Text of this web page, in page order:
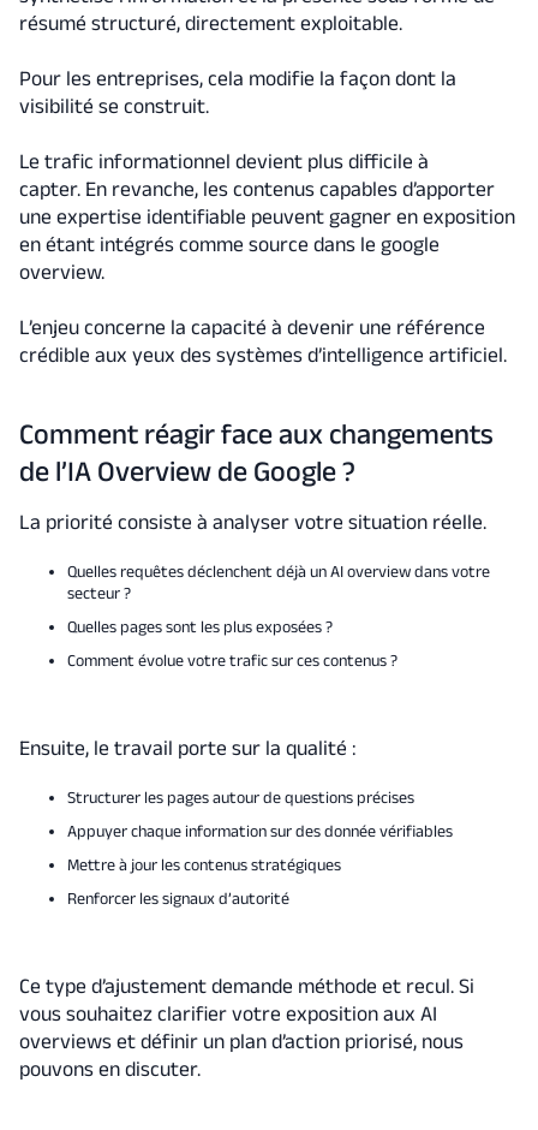
résumé structuré, directement exploitable.
Pour les entreprises, cela modifie la façon dont la
visibilité se construit.
Le trafic informationnel devient plus difficile à
capter. En revanche, les contenus capables d’apporter
une expertise identifiable peuvent gagner en exposition
en étant intégrés comme source dans le google
overview.
L’enjeu concerne la capacité à devenir une référence
crédible aux yeux des systèmes d’intelligence artificiel.
Comment réagir face aux changements
de l’IA Overview de Google ?
La priorité consiste à analyser votre situation réelle.
Quelles requêtes déclenchent déjà un AI overview dans votre
secteur ?
Quelles pages sont les plus exposées ?
Comment évolue votre trafic sur ces contenus ?
Ensuite, le travail porte sur la qualité :
Structurer les pages autour de questions précises
Appuyer chaque information sur des donnée vérifiables
Mettre à jour les contenus stratégiques
Renforcer les signaux d’autorité
Ce type d’ajustement demande méthode et recul. Si
vous souhaitez clarifier votre exposition aux AI
overviews et définir un plan d’action priorisé, nous
pouvons en discuter.